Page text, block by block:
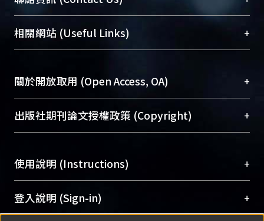
展現本校豐碩的研究成果及學術能量，圖書館整合
機構典藏（NTUR）與學術庫（AH）不同功能平
台，成為臺大學術典藏NTU scholars。期能整合研
成果。
To permanently archive and promote researcher
profiles and scholarly works, Library integrates the
services of “NTU Repository” with “Academic
總館學科館員(Main Library)
醫學圖書館學科館員(Medical Library)
Sciences Library)
相關網站 (Useful Links) +
關於開放取用 (Open Access, OA) +
開放取用是從使用者角度提升資訊取用性的社會運
動，應用在學術研究上是透過將研究著作公開供使
用逐年攀升。同時可加速研究發展、提升研究影響
Archive）平台。 （點選深入了解OA）
出版社期刊論文授權政策 (Copyright) +
含部分內容的版權非匯入者所有，或由第三方贊
助與合作完成，請確認該版權所有者及第三方同
意提供此授權。
Please represent that the submission is your
使用說明 (Instructions) +
網站簡介(Quickstart Guide)
使用手冊(Instruction Manual)
登入說明 (Sign-in) +